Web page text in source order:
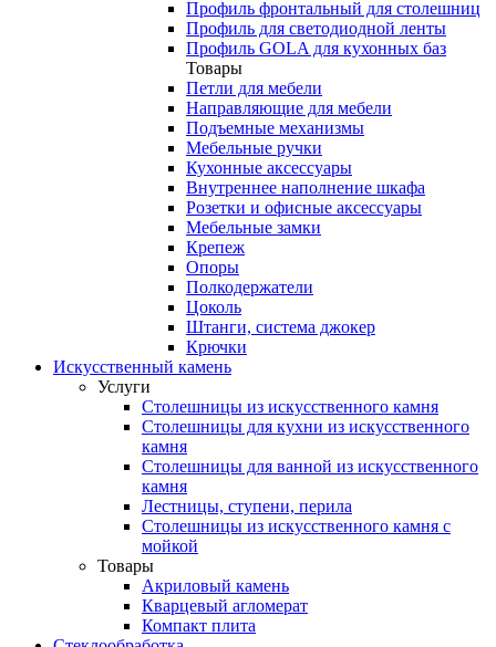
Профиль фронтальный для столешниц
Профиль для светодиодной ленты
Профиль GOLA для кухонных баз
Товары
Петли для мебели
Направляющие для мебели
Подъемные механизмы
Мебельные ручки
Кухонные аксессуары
Внутреннее наполнение шкафа
Розетки и офисные аксессуары
Мебельные замки
Крепеж
Опоры
Полкодержатели
Цоколь
Штанги, система джокер
Крючки
Искусственный камень
Услуги
Столешницы из искусственного камня
Столешницы для кухни из искусственного
камня
Столешницы для ванной из искусственного
камня
Лестницы, ступени, перила
Столешницы из искусственного камня с
мойкой
Товары
Акриловый камень
Кварцевый агломерат
Компакт плита